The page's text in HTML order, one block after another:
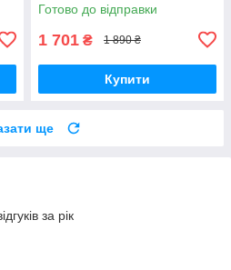
Готово до відправки
1 701 ₴ 1 890 ₴
Купити
ще
за рік